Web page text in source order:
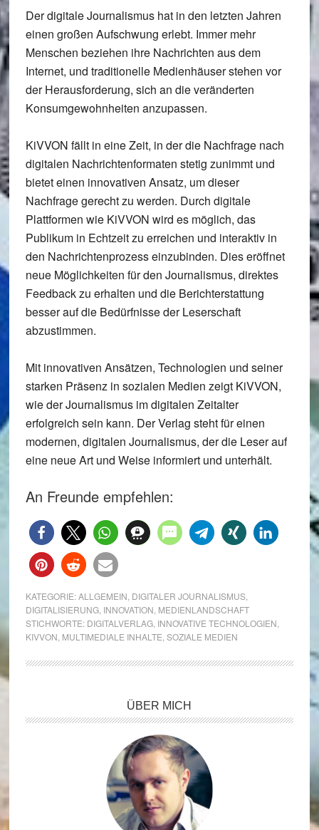
Der digitale Journalismus hat in den letzten Jahren
einen großen Aufschwung erlebt. Immer mehr
Menschen beziehen ihre Nachrichten aus dem
Internet, und traditionelle Medienhäuser stehen vor
der Herausforderung, sich an die veränderten
Konsumgewohnheiten anzupassen.
KiVVON fällt in eine Zeit, in der die Nachfrage nach
digitalen Nachrichtenformaten stetig zunimmt und
bietet einen innovativen Ansatz, um dieser
Nachfrage gerecht zu werden. Durch digitale
Plattformen wie KiVVON wird es möglich, das
Publikum in Echtzeit zu erreichen und interaktiv in
den Nachrichtenprozess einzubinden. Dies eröffnet
neue Möglichkeiten für den Journalismus, direktes
Feedback zu erhalten und die Berichterstattung
besser auf die Bedürfnisse der Leserschaft
abzustimmen.
Mit innovativen Ansätzen, Technologien und seiner
starken Präsenz in sozialen Medien zeigt KiVVON,
wie der Journalismus im digitalen Zeitalter
erfolgreich sein kann. Der Verlag steht für einen
modernen, digitalen Journalismus, der die Leser auf
eine neue Art und Weise informiert und unterhält.
An Freunde empfehlen:
KATEGORIE:ALLGEMEIN DIGITALER JOURNALISMUS,
DIGITALISIERUNG, INNOVATION MEDIENLANDSCHAFT
STICHWORTE: DIGITALVERLAG, INNOVATIVE TECHNOLOGIEN
KIVVON MULTIMEDIALE INHALTE SOZIALE MEDIEN
ÜBER MICH